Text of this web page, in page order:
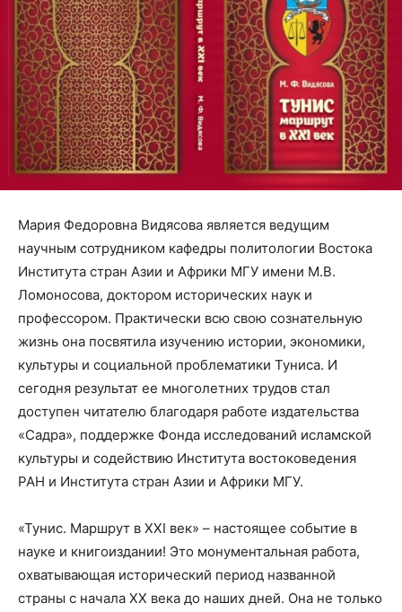
Мария Федоровна Видясова является ведущим
научным сотрудником кафедры политологии Востока
Института стран Азии и Африки МГУ имени М.В.
Ломоносова, доктором исторических наук и
профессором. Практически всю свою сознательную
жизнь она посвятила изучению истории, экономики,
культуры и социальной проблематики Туниса. И
сегодня результат ее многолетних трудов стал
доступен читателю благодаря работе издательства
«Садра», поддержке Фонда исследований исламской
культуры и содействию Института востоковедения
РАН и Института стран Азии и Африки МГУ.
«Тунис. Маршрут в XXI век» – настоящее событие в
науке и книгоиздании! Это монументальная работа,
охватывающая исторический период названной
страны с начала ХХ века до наших дней. Она не только